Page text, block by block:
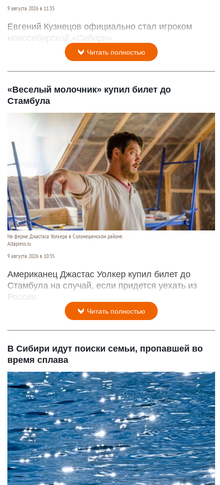
9 августа 2026 в 11:35
Евгений Кузнецов официально стал игроком
новосибирской «Сибири».
Читать полностью
«Веселый молочник» купил билет до
Стамбула
На ферме Джастаса Уолкера в Солонешенском районе.
Altapress.ru
9 августа 2026 в 10:35
Американец Джастас Уолкер купил билет до
Стамбула на случай, если придется уехать из
России.
Читать полностью
В Сибири идут поиски семьи, пропавшей во
время сплава